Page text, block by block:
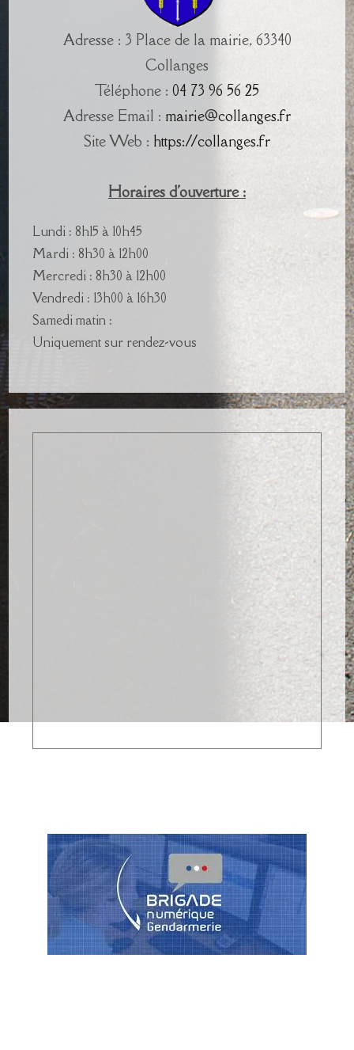
Adresse : 3 Place de la mairie, 63340
Collanges
Téléphone : 04 73 96 56 25
Adresse Email : mairie@collanges.fr
Site Web : https://collanges.fr
Horaires d'ouverture :
Lundi : 8h15 à 10h45
Mardi : 8h30 à 12h00
Mercredi : 8h30 à 12h00
Vendredi : 13h00 à 16h30
Samedi matin :
Uniquement sur rendez-vous